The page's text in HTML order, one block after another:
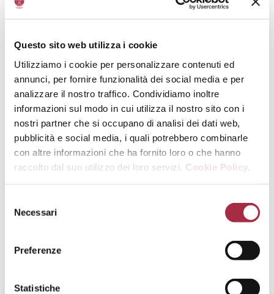
Questo sito web utilizza i cookie
Utilizziamo i cookie per personalizzare contenuti ed
annunci, per fornire funzionalità dei social media e per
analizzare il nostro traffico. Condividiamo inoltre
informazioni sul modo in cui utilizza il nostro sito con i
nostri partner che si occupano di analisi dei dati web,
pubblicità e social media, i quali potrebbero combinarle
con altre informazioni che ha fornito loro o che hanno
raccolto dal suo utilizzo dei loro servizi. Cookie Policy.
Necessari
Preferenze
Statistiche
BIZCOCHOS CON HARINA DE CASTAÑAS,
REQUESÓN Y VINAGRE BALSÁMICO DE
MÓDENA IGP
DULCES, RECETAS DE IMMA